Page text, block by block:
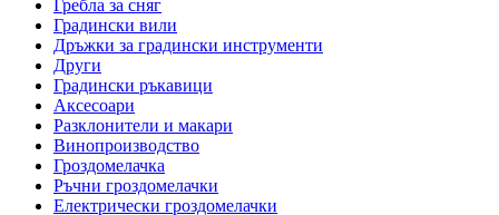
Гребла за сняг
Градински вили
Дръжки за градински инструменти
Други
Градински ръкавици
Аксесоари
Разклонители и макари
Винопроизводство
Гроздомелачка
Ръчни гроздомелачки
Електрически гроздомелачки